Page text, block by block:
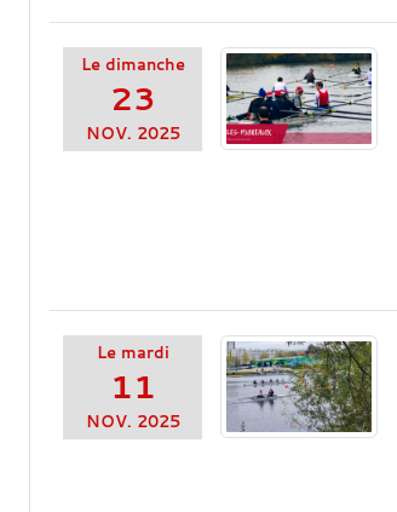
Le dimanche
23
NOV. 2025
Le mardi
11
NOV. 2025